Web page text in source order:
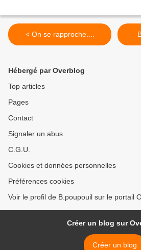
< On se rapproche....
Hébergé par Overblog
Top articles
Pages
Contact
Signaler un abus
C.G.U.
Cookies et données personnelles
Préférences cookies
Voir le profil de B.poupouil sur le portail
Créer un blog sur
Créer un blog